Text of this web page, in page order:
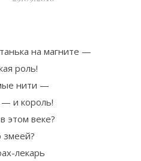
на магните —
роль!
нити —
и король!
этом веке?
змеей?
лекарь